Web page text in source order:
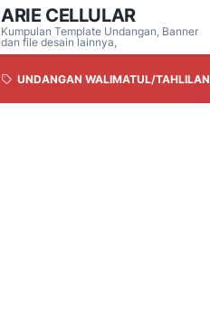
ARIE CELLULAR
Kumpulan Template Undangan, Banner
dan file desain lainnya,
UNDANGAN WALIMATUL/TAHLILAN